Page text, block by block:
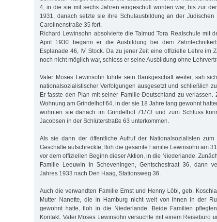
4, in die sie mit sechs Jahren eingeschult worden war, bis zur
1931, danach setzte sie ihre Schulausbildung an der Jüdischen
Carolinenstraße 35 fort.
Richard Lewinsohn absolvierte die Talmud Tora Realschule mit
April 1930 begann er die Ausbildung bei dem
Esplanade 46, IV. Stock. Da zu jener Zeit eine offizielle Lehre im
noch nicht möglich war, schloss er seine Ausbildung ohne
Vater Moses Lewinsohn führte sein Bankgeschäft weiter, sah
nationalsozialistischer Verfolgungen ausgesetzt und schließlich
Er fasste den Plan mit seiner Familie Deutschland zu verlassen.
Wohnung am Grindelhof 64, in der sie 18 Jahre lang gewohnt
wohnten sie danach im Grindelhof 71/73 und zum Schluss
Jacobsen in der Schlüterstraße 63 unterkommen.
Als sie dann der öffentliche Aufruf der Nationalsozialisten zum
Geschäfte aufschreckte, floh die gesamte Familie Lewinsohn am
vor dem offiziellen Beginn dieser Aktion, in die Niederlande.
Familie Leeuwin in Scheveningen, Gentschestraat 36, dann
Jahres 1933 nach Den Haag, Stationsweg 36.
Auch die verwandten Familie Ernst und Henny Löbl, geb.
Mutter Nanette, die in Hamburg nicht weit von ihnen in der
gewohnt hatte, floh in die Niederlande. Beide Familien
Kontakt. Vater Moses Lewinsohn versuchte mit einem Reisebüro